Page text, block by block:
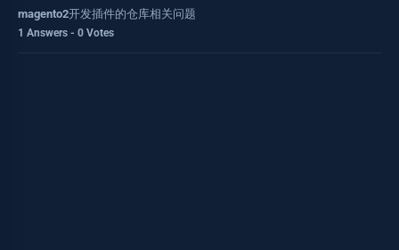
magento2开发插件的仓库相关问题
1 Answers - 0 Votes